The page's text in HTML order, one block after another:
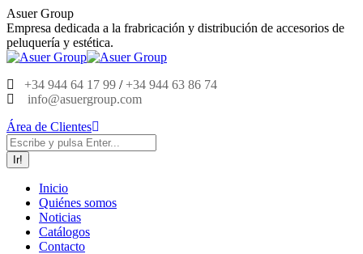
Saltar
al
contenido
Asuer Group
Empresa dedicada a la frabricación y distribución de accesorios de
peluquería y estética.
+34 944 64 17 99 /+34 944 63 86 74
info@asuergroup.com
Área de Clientes
Buscar:
Inicio
Quiénes somos
Noticias
Catálogos
Contacto